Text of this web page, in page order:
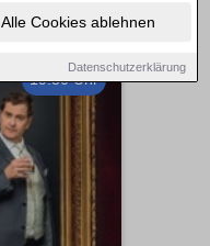
Alle Cookies ablehnen
Datenschutzerklärung
19:30 Uhr